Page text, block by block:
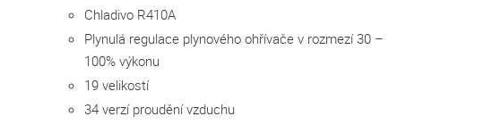
Chladivo R410A
Plynulá regulace plynového ohřívače v rozmezí 30 –
100% výkonu
19 velikostí
34 verzí proudění vzduchu